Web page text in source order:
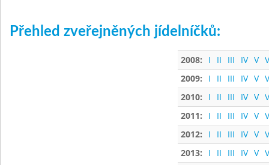
Přehled zveřejněných jídelníčků:
2008: I II III IV V
2009:
I II III IV V
2010:
I II III IV V
2011:
I II III IV V
2012:
I II III IV V
2013:
I II III IV V